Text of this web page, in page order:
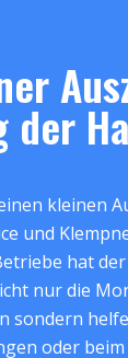
der
kleinen
und
hat der
nur die
sondern
oder